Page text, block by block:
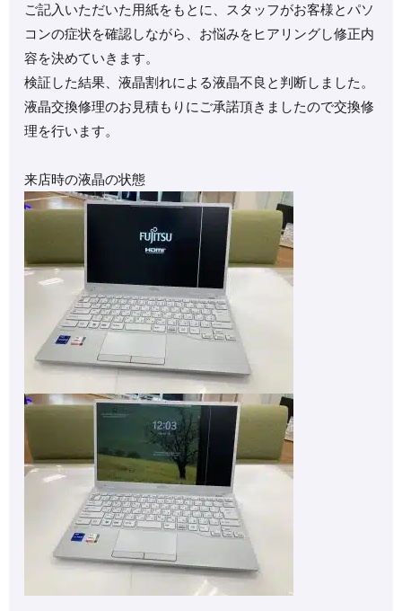
ご記入いただいた用紙をもとに、スタッフがお客様とパソ
コンの症状を確認しながら、お悩みをヒアリングし修正内
容を決めていきます。
検証した結果、液晶割れによる液晶不良と判断しました。
液晶交換修理のお見積もりにご承諾頂きましたので交換修
理を行います。
来店時の液晶の状態